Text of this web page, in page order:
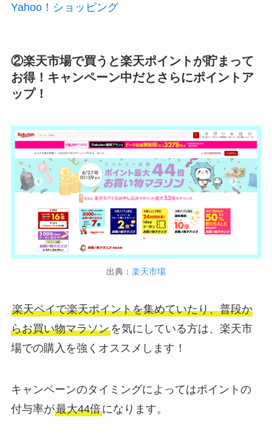
Yahoo！ショッピング
②楽天市場で買うと楽天ポイントが貯まって
お得！キャンペーン中だとさらにポイントア
ップ！
出典： 楽天市場
楽天ペイで楽天ポイントを集めていたり、普段か
らお買い物マラソンを気にしている方は、楽天市
場での購入を強くオススメします！
キャンペーンのタイミングによってはポイントの
付与率が最大44倍になります。